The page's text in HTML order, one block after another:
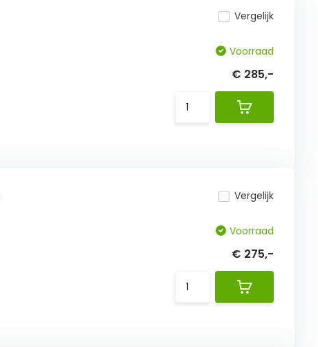
Vergelijk
Voorraad
€ 285,-
Vergelijk
Voorraad
€ 275,-